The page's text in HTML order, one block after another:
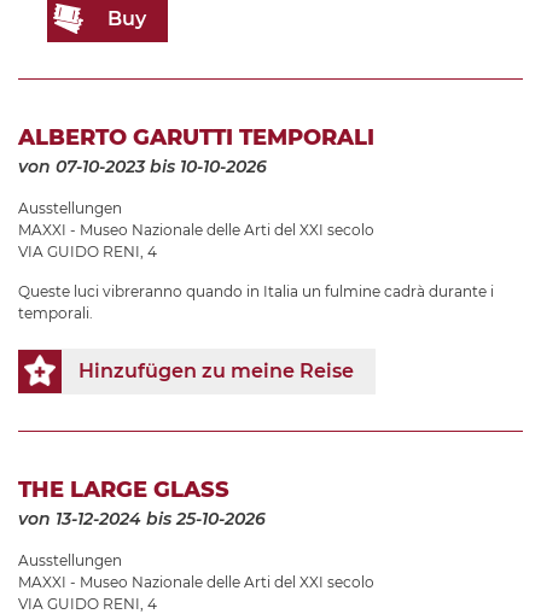
Buy
ALBERTO GARUTTI TEMPORALI
von 07-10-2023bis 10-10-2026
Ausstellungen
MAXXI - Museo Nazionale delle Arti del XXI secolo
VIA GUIDO RENI, 4
Queste luci vibreranno quando in Italia un fulmine cadrà durante i
temporali.
Hinzufügen zu meine Reise
THE LARGE GLASS
von 13-12-2024 bis 25-10-2026
Ausstellungen
MAXXI - Museo Nazionale delle Arti del XXI secolo
VIA GUIDO RENI, 4